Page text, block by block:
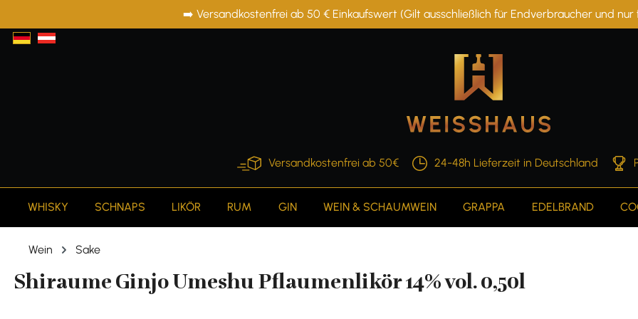
Zur Hauptnavigation springen➡️ Versandkostenfrei ab 50 € Einkaufswert (Gilt ausschließlich für Endverbraucher und
Versandkostenfrei ab 50€ 24-48h Lieferzeit in Deutschland
WHISKY SCHNAPS LIKÖR RUM GIN WEIN & SCHAUMWEIN GRAPPA EDELBRAND
Wein Sake
Shiraume Ginjo Umeshu Pflaumenlikör 14% vol. 0,50l